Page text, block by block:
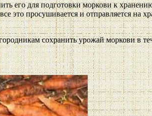
его для подготовки моркови к
это просушивается и отправляется
сохранить урожай моркови в